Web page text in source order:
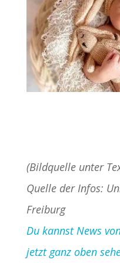
(Bildquelle unter
Quelle der Infos:
Freiburg
Du kannst News
jetzt ganz oben